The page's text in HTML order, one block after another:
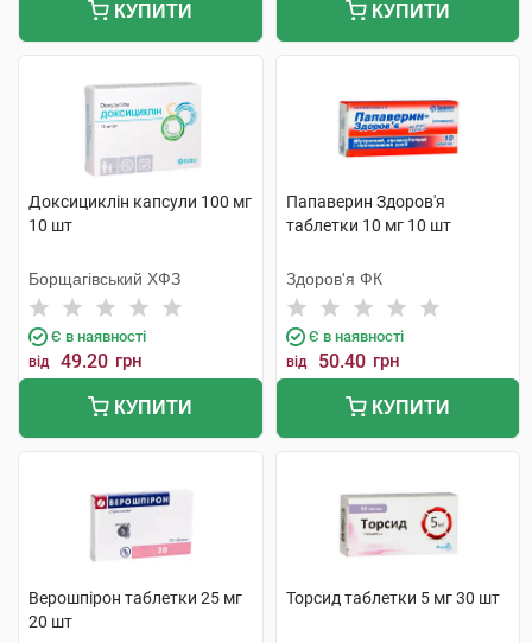
КУПИТИ КУПИТИ
Доксициклін капсули 100 мг
10 шт
Борщагівський ХФЗ
Є в наявності
від 49.20 грн
КУПИТИ
Папаверин Здоров'я
таблетки 10 мг 10 шт
Здоров'я ФК
Є в наявності
від 50.40 грн
КУПИТИ
Верошпірон таблетки 25 мг
20 шт
Торсид таблетки 5 мг 30 шт